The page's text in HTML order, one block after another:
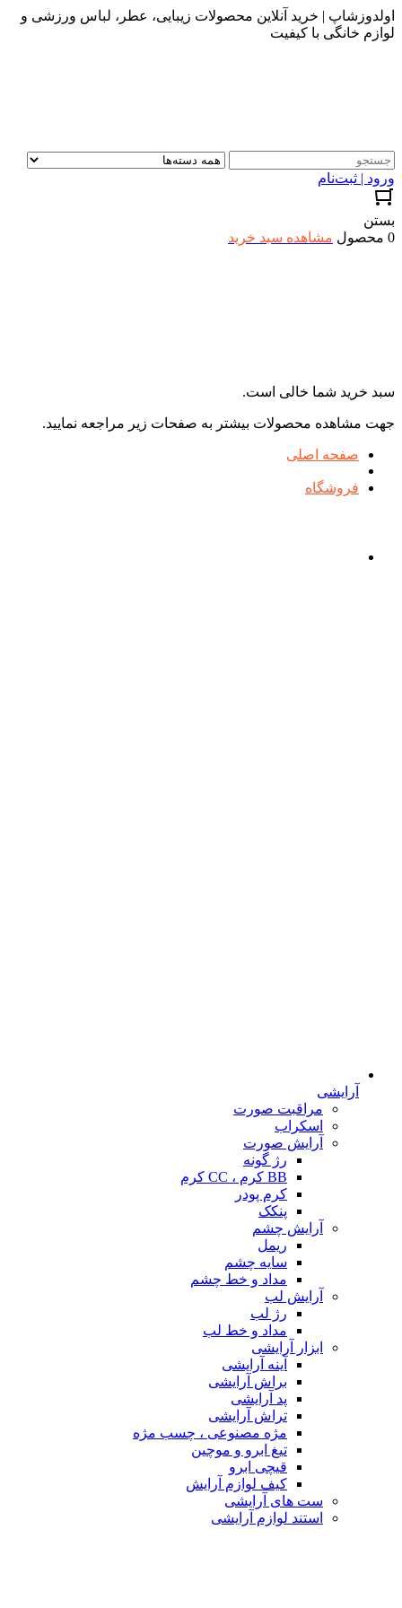
اولدوزشاپ | خرید آنلاین محصولات زیبایی، عطر، لباس ورزشی و
لوازم خانگی با کیفیت
ورود | ثبت‌نام
بستن
0 محصول
مشاهده سبد خرید
سبد خرید شما خالی است.
جهت مشاهده محصولات بیشتر به صفحات زیر مراجعه نمایید.
صفحه اصلی
فروشگاه
آرایشی
مراقبت صورت
اسکراب
آرایش صورت
رژ گونه
BB کرم ، CC کرم
کرم پودر
پنکک
آرایش چشم
ریمل
سایه چشم
مداد و خط چشم
آرایش لب
رژ لب
مداد و خط لب
ابزار آرایشی
آینه آرایشی
براش آرایشی
پد آرایشی
تراش آرایشی
مژه مصنوعی ، چسب مژه
تیغ ابرو و موچین
قیچی ابرو
کیف لوازم آرایش
ست های آرایشی
استند لوازم آرایشی